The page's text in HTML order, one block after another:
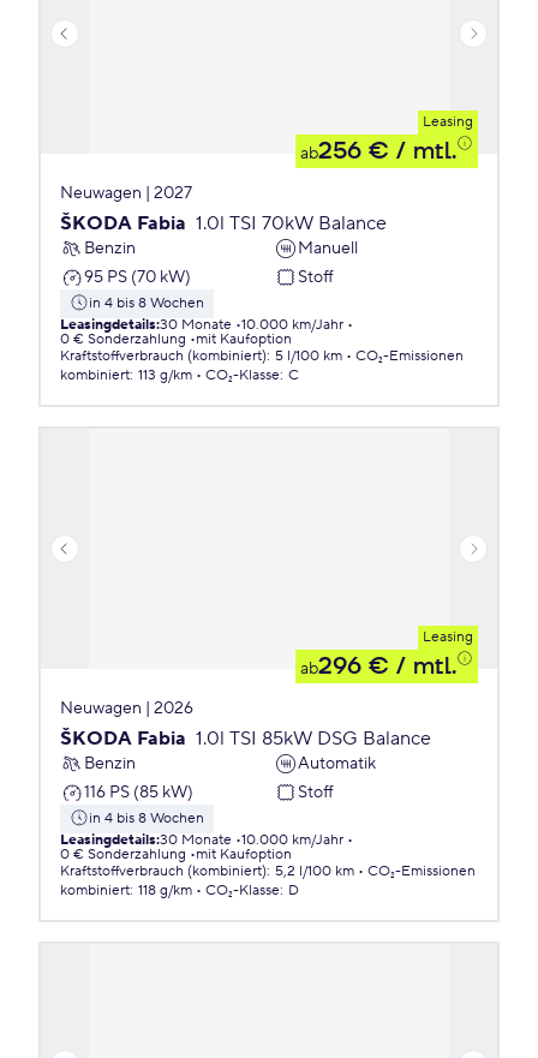
Leasing
ab256 € / mtl.
Neuwagen | 2027
ŠKODA Fabia 1.0l TSI 70kW Balance
Benzin
Manuell
95 PS (70 kW)
Stoff
in 4 bis 8 Wochen
Leasingdetails:30 Monate 10.000 km/Jahr
0 € Sonderzahlung
mit Kaufoption
Kraftstoffverbrauch (kombiniert): 5 l/100 km
CO₂-Emissionen
kombiniert: 113 g/km CO₂-Klasse: C
Leasing
ab296 € / mtl.
Neuwagen | 2026
ŠKODA Fabia 1.0l TSI 85kW DSG Balance
Benzin
Automatik
116 PS (85 kW)
Stoff
in 4 bis 8 Wochen
Leasingdetails:30 Monate 10.000 km/Jahr
0 € Sonderzahlung
mit Kaufoption
Kraftstoffverbrauch (kombiniert): 5,2 l/100 km
CO₂-Emissionen
kombiniert: 118 g/km CO₂-Klasse: D